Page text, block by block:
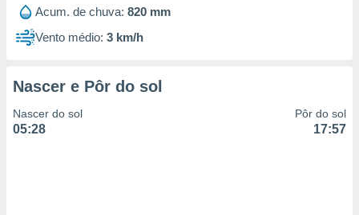
Acum. de chuva: 820 mm
Vento médio: 3 km/h
Nascer e Pôr do sol
Nascer do sol
05:28
Pôr do sol
17:57